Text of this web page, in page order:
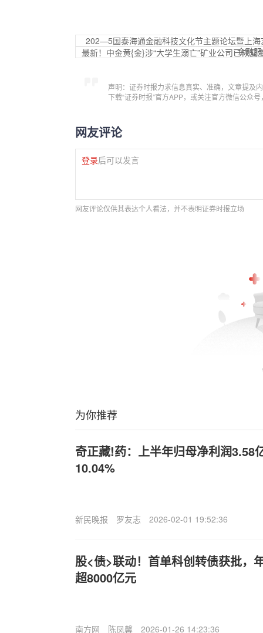
202—5国泰海通金融科技文化节主题论坛暨上
金融
最新！中金黄{金}涉“大学生溺亡”矿业公司已恢复
声明：证券时报力求信息真实、准确，文章提及
下载“证券时报”官方APP，或关注官方微信公众
网友评论
登录后可以发言
网友评论仅供其表达个人看法，并不表明证券时报立场
为你推荐
奇正藏!药：上半年归母净利润3.58
10.04%
新民晚报 罗友志 2026-02-01 19:52:36
股<债>联动！首单科创转债获批，
超8000亿元
南方网 陈凤馨 2026-01-26 14:23:36